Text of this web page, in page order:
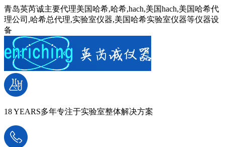
青岛英芮诚主要代理美国哈希,哈希,hach,美国hach,美国哈希代
理公司,哈希总代理,实验室仪器,美国哈希实验室仪器等仪器设
备
18 YEARS多年专注于实验室整体解决方案